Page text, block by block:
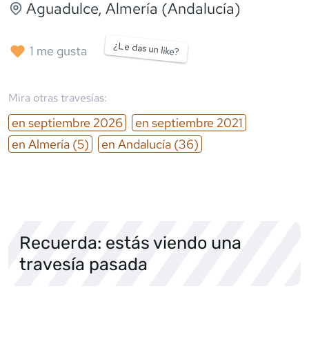
Aguadulce, Almería (Andalucía)
1 me gusta ¿Le das un like?
Mira otras travesías:
en septiembre 2026 en septiembre 2021
en Almería (5) en Andalucía (36)
Recuerda: estás viendo una
travesía pasada